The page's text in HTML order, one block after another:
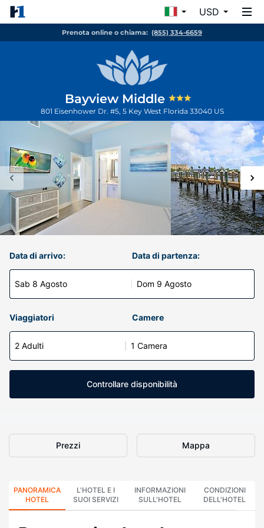
USD
Prenota online o chiama: (855) 334-6659
Bayview Middle
801 Eisenhower Dr. #5, 5 Key West Florida 33040 US
Data di arrivo:
Sab 8 Agosto
Data di partenza:
Dom 9 Agosto
Viaggiatori Camere
2 Adulti 1 Camera
Controllare disponibilità
Prezzi Mappa
PANORAMICA
HOTEL
L'HOTEL E I
SUOI SERVIZI
INFORMAZIONI
SULL'HOTEL
CONDIZIONI
DELL'HOTEL